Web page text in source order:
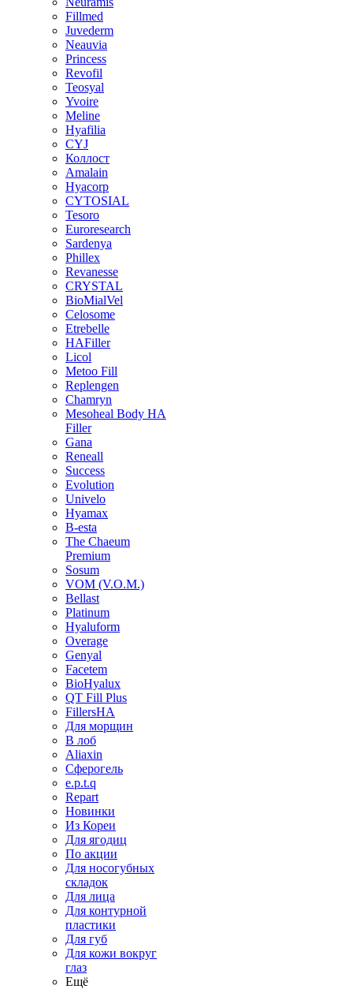
Fillmed
Juvederm
Neauvia
Princess
Revofil
Teosyal
Yvoire
Meline
Hyafilia
CYJ
Коллост
Amalain
Hyacorp
CYTOSIAL
Tesoro
Euroresearch
Sardenya
Phillex
Revanesse
CRYSTAL
BioMialVel
Celosome
Etrebelle
HAFiller
Licol
Metoo Fill
Replengen
Chamryn
Mesoheal Body HA
Filler
Gana
Reneall
Success
Evolution
Univelo
Hyamax
B-esta
The Chaeum
Premium
Sosum
VOM (V.O.M.)
Bellast
Platinum
Hyaluform
Overage
Genyal
Facetem
BioHyalux
QT Fill Plus
FillersHA
Для морщин
В лоб
Aliaxin
Сферогель
e.p.t.q
Repart
Новинки
Из Кореи
Для ягодиц
По акции
Для носогубных
складок
Для лица
Для контурной
пластики
Для губ
Для кожи вокруг
глаз
Ещё